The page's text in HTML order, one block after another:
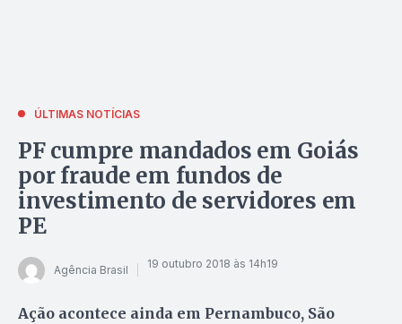
ÚLTIMAS NOTÍCIAS
PF cumpre mandados em Goiás
por fraude em fundos de
investimento de servidores em
PE
Agência Brasil 19 outubro 2018 às 14h19
Ação acontece ainda em Pernambuco, São